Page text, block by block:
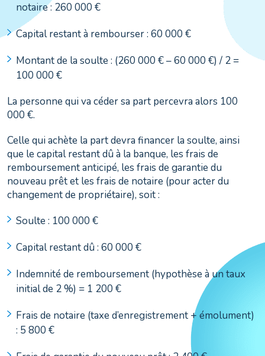
notaire : 260 000 €
Capital restant à rembourser : 60 000 €
Montant de la soulte : (260 000 € – 60 000 €) / 2 =
100 000 €
La personne qui va céder sa part percevra alors 100
000 €.
Celle qui achète la part devra financer la soulte, ainsi
que le capital restant dû à la banque, les frais de
remboursement anticipé, les frais de garantie du
nouveau prêt et les frais de notaire (pour acter du
changement de propriétaire), soit :
Soulte : 100 000 €
Capital restant dû : 60 000 €
Indemnité de remboursement (hypothèse à un taux
initial de 2 %) = 1 200 €
Frais de notaire (taxe d’enregistrement + émolument)
: 5 800 €